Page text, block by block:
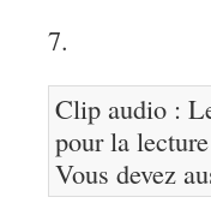
7.
Clip audio :
pour la
Vous devez